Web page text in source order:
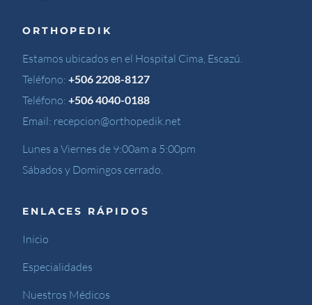
ORTHOPEDIK
Estamos ubicados en el Hospital Cima, Escazú.
Teléfono:+506 2208-8127
Teléfono:+506 4040-0188
Email: recepcion@orthopedik.net
Lunes a Viernes de 9:00am a 5:00pm
Sábados y Domingos cerrado.
ENLACES RÁPIDOS
Inicio
Especialidades
Nuestros Médicos